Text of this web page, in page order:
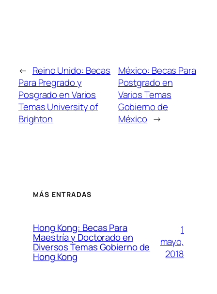
← Reino Unido: Becas
Para Pregrado y
Posgrado en Varios
Temas University of
Brighton
México: Becas Para
Postgrado en
Varios Temas
Gobierno de
México →
MÁS ENTRADAS
Hong Kong: Becas Para
Maestría y Doctorado en
Diversos Temas Gobierno de
Hong Kong
1
mayo,
2018